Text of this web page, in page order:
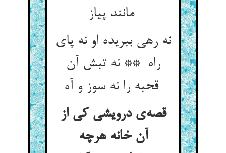
مانند پیاز
نه رهی ببریده او نه پای
راه ** نه تبش آن
قحبه را نه سوز و آه
قصه‌ی درویشی کی از
آن خانه هرچه